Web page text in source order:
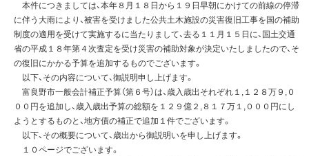
本件につきましては、本年８月１８日から１９日早朝にかけての前線の停滞
に伴う大雨により、被害を受けました公共土木施設の災害復旧工事を国の補助
制度の適用を受けて実施するに当たりまして、去る１１月１５日に、国土交通
省の平成１８年第４次査定を受け災害の補助対象が決定いたしましたので、そ
の復旧にかかる予算を追加するものでございます。
以下、その内容について、御説明申し上げます。
富良野市一般会計補正予算（第６号）は、歳入歳出それぞれ１,１２８万９,０
００円を追加し、歳入歳出予算の総額を１２９億２,８１７万１,０００円にし
ようとするものと、地方債の補正で追加１件でございます。
以下、その概要について、歳出から御説明いを申し上げます。
１０ページでございます。